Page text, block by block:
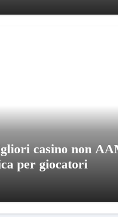
casino non
per giocatori